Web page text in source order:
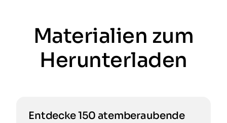
Materialien zum
Herunterladen
Entdecke 150 atemberaubende